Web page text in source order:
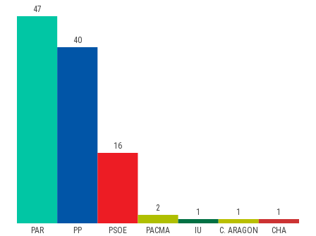
PAR PP PSOE PACMA IU C. ARAGON CHA
47
40
16
2 1 1 1